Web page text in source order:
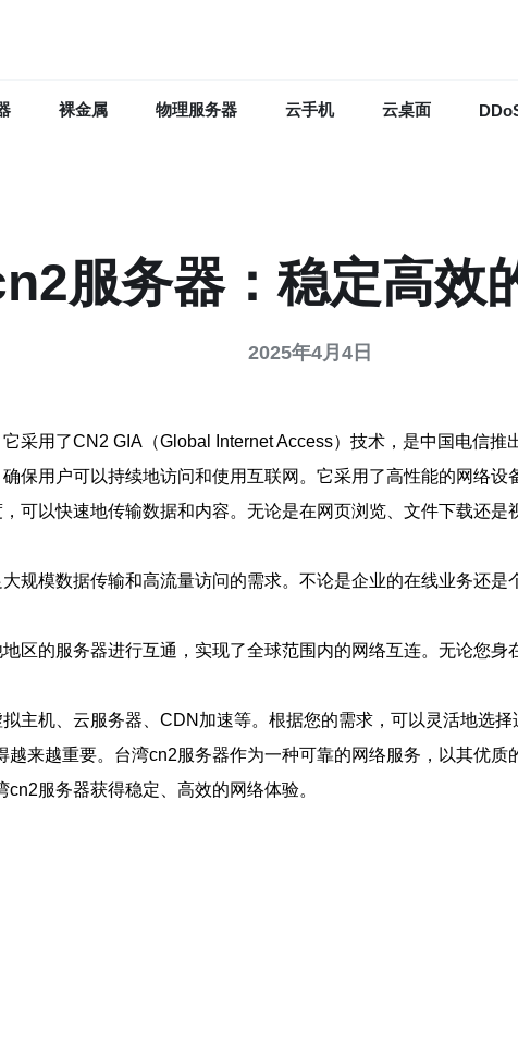
裸金属 物理服务器 云手机 云桌面
服务器：稳定高效
2025年4月4日
采用了CN2 GIA（Global Internet Access）技术，是中国电信推
保用户可以持续地访问和使用互联网。它采用了高性能的网络设
可以快速地传输数据和内容。无论是在网页浏览、文件下载还是
规模数据传输和高流量访问的需求。不论是企业的在线业务还是
区的服务器进行互通，实现了全球范围内的网络互连。无论您身
主机、云服务器、CDN加速等。根据您的需求，可以灵活地选择
来越重要。台湾cn2服务器作为一种可靠的网络服务，以其优
服务器获得稳定、高效的网络体验。